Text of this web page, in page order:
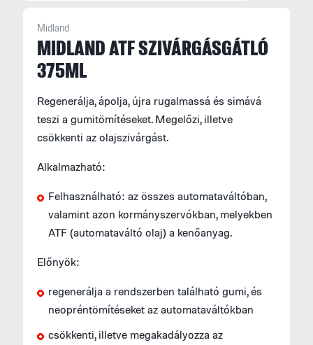
Midland
MIDLAND ATF SZIVÁRGÁSGÁTLÓ
375ML
Regenerálja, ápolja, újra rugalmassá és simává
teszi a gumitömítéseket. Megelőzi, illetve
csökkenti az olajszivárgást.
Alkalmazható:
Felhasználható: az összes automataváltóban,
valamint azon kormányszervókban, melyekben
ATF (automataváltó olaj) a kenőanyag.
Előnyök:
regenerálja a rendszerben található gumi, és
neopréntömítéseket az automataváltókban
csökkenti, illetve megakadályozza az